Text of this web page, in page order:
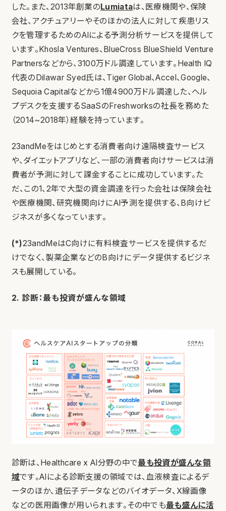
した。また、2013年創業のLumiataは、医療機関や、保険
会社、アクチュアリーやそのほかの法人に対して疾患リス
クを管理するためのAIによる予測分析サービスを提供して
います。Khosla Ventures、BlueCross BlueShield Venture
Partnersなどから、3100万ドル調達しています。Health IQ
代表のDilawar Syed氏は、Tiger Global、Accel、Google、
Sequoia Capitalなどから1億4900万ドル調達した、ヘル
プデスクを支援するSaaSのFreshworksの社長を務めた
（2014~2018年）経験を持っています。
23andMeをはじめとする消費者向け遠隔検査サービス
や、ダイエットアプリなど、一部の消費者向けサービスは消
費者が予測に対して課金することに成功しています。た
だ、この1、2年で大型の資金調達を行った会社は保険会社
や医療機関、研究機関向けにAI予測を提供する、B向けビ
ジネスが多くなっています。
(*)23andMeはC向けに有料検査サービスを提供するだ
けでなく、製薬企業などのB向けにデータ提供するビジネ
スも展開している。
2. 診断：最も投資が盛んな領域
診断は、Healthcare x AI分野の中で最も投資が盛んな領
域です。AIによる診断支援の領域では、血液検査によるデ
ータのほか、遺伝子データなどのバイオデータ、X線画像
などの医用画像が用いられます。その中でも最も盛んに活